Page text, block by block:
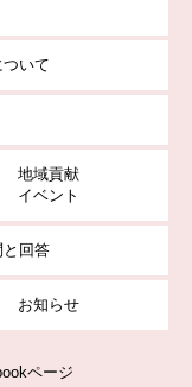
いて
地域貢献
イベント
と回答
お知らせ
ページ